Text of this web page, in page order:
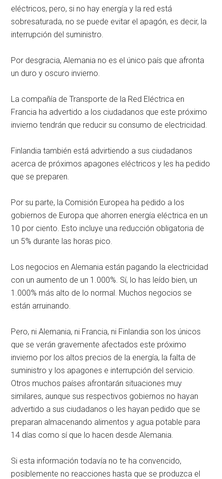
eléctricos, pero, si no hay energía y la red está
sobresaturada, no se puede evitar el apagón, es decir, la
interrupción del suministro.
Por desgracia, Alemania no es el único país que afronta
un duro y oscuro invierno.
La compañía de Transporte de la Red Eléctrica en
Francia ha advertido a los ciudadanos que este próximo
invierno tendrán que reducir su consumo de electricidad.
Finlandia también está advirtiendo a sus ciudadanos
acerca de próximos apagones eléctricos y les ha pedido
que se preparen.
Por su parte, la Comisión Europea ha pedido a los
gobiernos de Europa que ahorren energía eléctrica en un
10 por ciento. Esto incluye una reducción obligatoria de
un 5% durante las horas pico.
Los negocios en Alemania están pagando la electricidad
con un aumento de un 1.000%. Sí, lo has leído bien, un
1.000% más alto de lo normal. Muchos negocios se
están arruinando.
Pero, ni Alemania, ni Francia, ni Finlandia son los únicos
que se verán gravemente afectados este próximo
invierno por los altos precios de la energía, la falta de
suministro y los apagones e interrupción del servicio.
Otros muchos países afrontarán situaciones muy
similares, aunque sus respectivos gobiernos no hayan
advertido a sus ciudadanos o les hayan pedido que se
preparan almacenando alimentos y agua potable para
14 días como sí que lo hacen desde Alemania.
Si esta información todavía no te ha convencido,
posiblemente no reacciones hasta que se produzca el